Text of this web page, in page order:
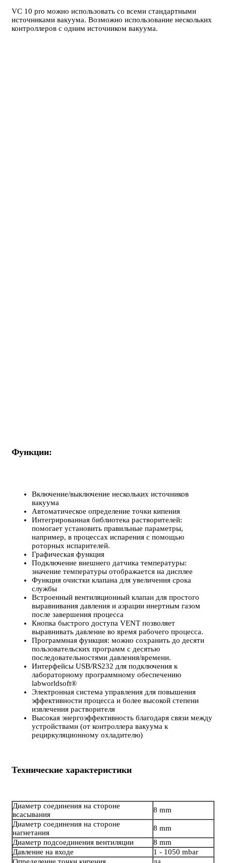
VC 10 pro можно использовать со всеми стандартными
источниками вакуума. Возможно использование нескольких
контроллеров с одним источником вакуума.
Функции:
Включение/выключение нескольких источников
вакуума
Автоматическое определение точки кипения
Интегрированная библиотека растворителей:
помогает установить правильные параметры,
например, в процессах испарения с помощью
роторных испарителей.
Графическая функция
Подключение внешнего датчика температуры:
значение температуры отображается на дисплее
Функция очистки клапана для увеличения срока
службы
Встроенный вентиляционный клапан для простого
выравнивания давления и аэрации инертным газом
после завершения процесса
Кнопка быстрого доступа VENT позволяет
выравнивать давление во время рабочего процесса.
Программная функция: можно сохранить до десяти
пользовательских программ с десятью
последовательностями давления/времени.
Интерфейсы USB/RS232 для подключения к
лабораторному программному обеспечению
labworldsoft®
Электронная система управления для повышения
эффективности процесса и более высокой степени
извлечения растворителя
Высокая энергоэффективность благодаря связи между
устройствами (от контроллера вакуума к
рециркуляционному охладителю)
Технические характеристики
Диаметр соединения на стороне
всасывания
8 mm
Диаметр соединения на стороне
нагнетания
8 mm
Диаметр подсоединения вентиляции
8 mm
Давление на входе
1 - 1050 mbar
Определение точки кипения
да